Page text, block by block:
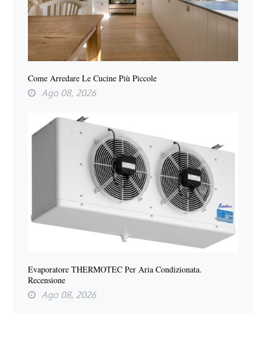
Come Arredare Le Cucine Più Piccole
Ago 08, 2026
Evaporatore THERMOTEC Per Aria Condizionata.
Recensione
Ago 08, 2026